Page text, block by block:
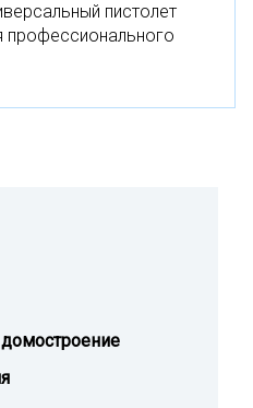
пистолет
профессионального